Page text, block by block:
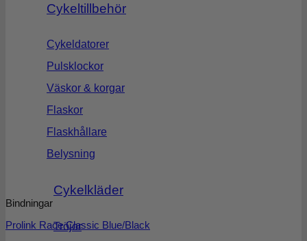
Cykeltillbehör
Cykeldatorer
Pulsklockor
Väskor & korgar
Flaskor
Flaskhållare
Belysning
Cykelkläder
Tröjor
Bindningar
Prolink Race Classic Blue/Black